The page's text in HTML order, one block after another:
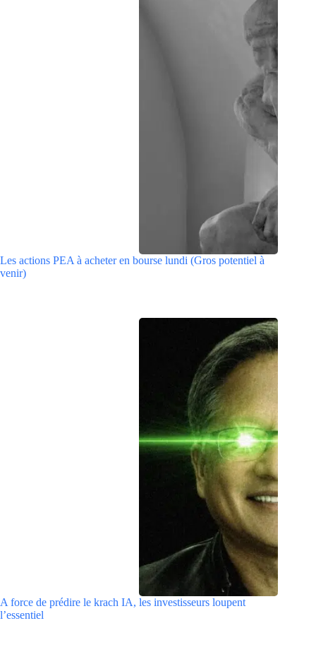
Les actions PEA à acheter en bourse lundi (Gros potentiel à
venir)
A force de prédire le krach IA, les investisseurs loupent
l’essentiel